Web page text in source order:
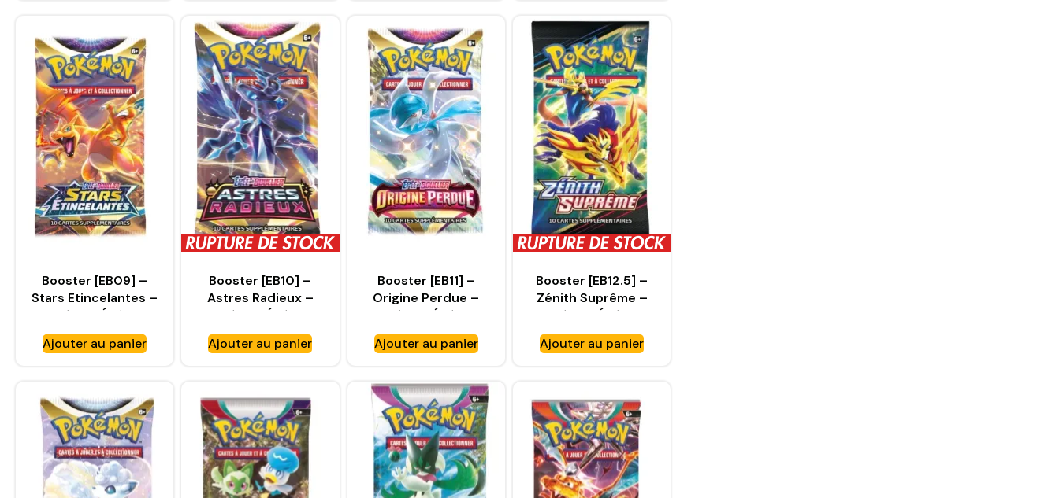
Booster [EB09] –
Stars Etincelantes –
Pokémon Épée et
Bouclier – FR [EB9]
Ajouter au panier
Booster [EB10] –
Astres Radieux –
Pokémon Épée et
Bouclier – FR
[SWSH10]
Ajouter au panier
Booster [EB11] –
Origine Perdue –
Pokémon Épée et
Bouclier – FR
[SWSH11]
Ajouter au panier
Booster [EB12.5] –
Zénith Suprême –
Pokémon Épée et
Bouclier – FR
[SWSH12.5]
Ajouter au panier